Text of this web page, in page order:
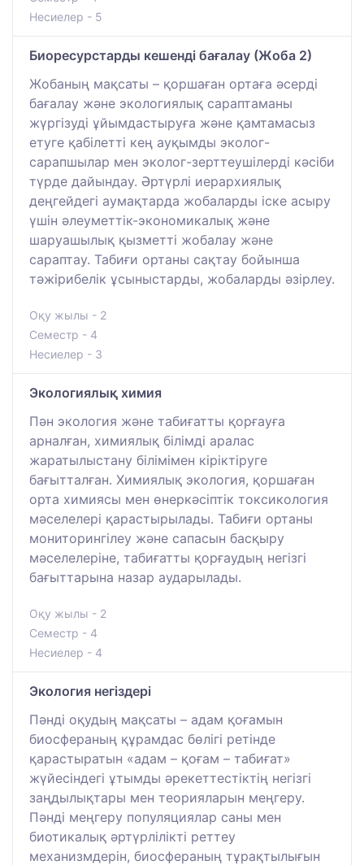
Несиелер - 5
Биоресурстарды кешенді бағалау (Жоба 2)
Жобаның мақсаты – қоршаған ортаға әсерді
бағалау және экологиялық сараптаманы
жүргізуді ұйымдастыруға және қамтамасыз
етуге қабілетті кең ауқымды эколог-
сарапшылар мен эколог-зерттеушілерді кәсіби
түрде дайындау. Әртүрлі иерархиялық
деңгейдегі аумақтарда жобаларды іске асыру
үшін әлеуметтік-экономикалық және
шаруашылық қызметті жобалау және
сараптау. Табиғи ортаны сақтау бойынша
тәжірибелік ұсыныстарды, жобаларды әзірлеу.
Оқу жылы - 2
Семестр - 4
Несиелер - 3
Экологиялық химия
Пән экология және табиғатты қорғауға
арналған, химиялық білімді аралас
жаратылыстану білімімен кіріктіруге
бағытталған. Химиялық экология, қоршаған
орта химиясы мен өнеркәсіптік токсикология
мәселелері қарастырылады. Табиғи ортаны
мониторингілеу және сапасын басқыру
мәселелеріне, табиғатты қорғаудың негізгі
бағыттарына назар аударылады.
Оқу жылы - 2
Семестр - 4
Несиелер - 4
Экология негіздері
Пәнді оқудың мақсаты – адам қоғамын
биосфераның құрамдас бөлігі ретінде
қарастыратын «адам – қоғам – табиғат»
жүйесіндегі ұтымды әрекеттестіктің негізгі
заңдылықтары мен теорияларын меңгеру.
Пәнді меңгеру популяциялар саны мен
биотикалық әртүрлілікті реттеу
механизмдерін, биосфераның тұрақтылығын